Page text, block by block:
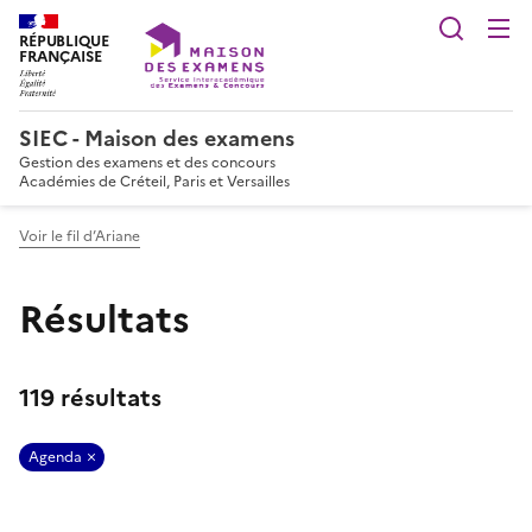
RÉPUBLIQUE
FRANÇAISE
SIEC - Maison des examens
Gestion des examens et des concours
Académies de Créteil, Paris et Versailles
Voir le fil d’Ariane
Résultats
119 résultats
Agenda